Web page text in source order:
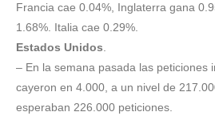
Francia cae 0.04%, Inglaterra gana
1.68%. Italia cae 0.29%.
Estados Unidos
– En la semana pasada las peticiones
cayeron en 4.000, a un nivel de
esperaban 226.000 peticiones.